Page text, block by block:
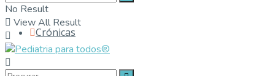
Crónicas
No Result
View All Result